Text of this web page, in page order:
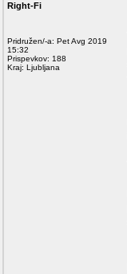
Right-Fi
Pridružen/-a: Pet Avg 2019
15:32
Prispevkov: 188
Kraj: Ljubljana